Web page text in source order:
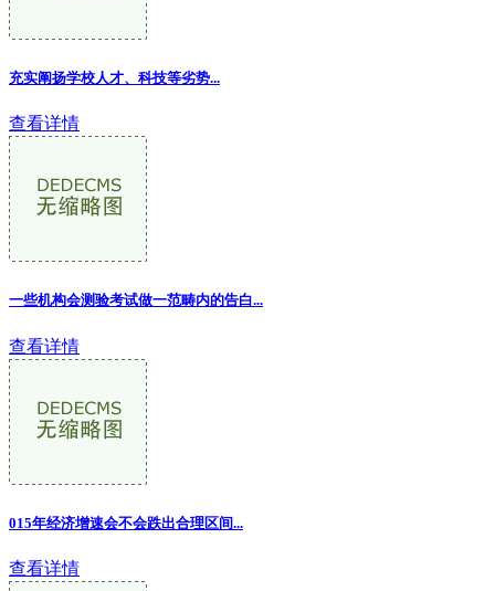
充实阐扬学校人才、科技等劣势...
查看详情
一些机构会测验考试做一范畴内的告白...
查看详情
015年经济增速会不会跌出合理区间...
查看详情